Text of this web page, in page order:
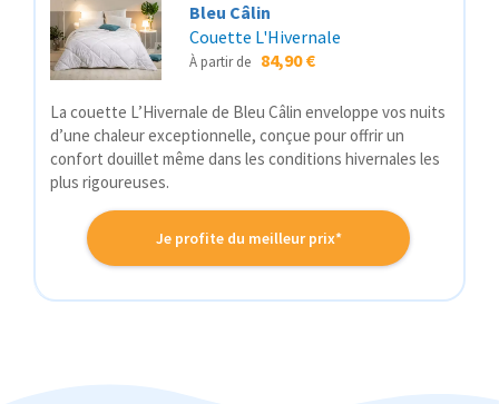
Bleu Câlin
Couette L'Hivernale
À partir de 84,90 €
La couette L’Hivernale de Bleu Câlin enveloppe vos nuits
d’une chaleur exceptionnelle, conçue pour offrir un
confort douillet même dans les conditions hivernales les
plus rigoureuses.
Je profite du meilleur prix*